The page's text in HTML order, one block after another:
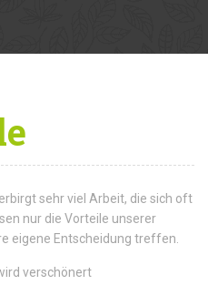
sehr viel Arbeit, die sich oft
nur die Vorteile unserer
eigene Entscheidung treffen.
verschönert